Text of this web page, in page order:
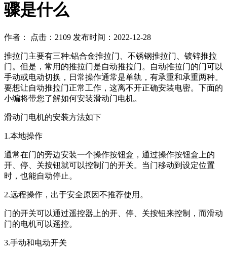
骤是什么
作者： 点击：2109 发布时间：2022-12-28
推拉门主要有三种:铝合金推拉门、不锈钢推拉门、镀锌推拉
门。但是，常用的推拉门是自动推拉门。自动推拉门的门可以
手动或电动切换，日常操作通常是单轨，有承重和承重两种。
要想让自动推拉门正常工作，这离不开正确安装电密。下面的
小编将带您了解如何安装滑动门电机。
滑动门电机的安装方法如下
1.本地操作
通常在门的旁边安装一个操作按钮盒，通过操作按钮盒上的
开、停、关按钮就可以控制门的开关。当门移动到设定位置
时，也能自动停止。
2.远程操作，出于安全原因不推荐使用。
门的开关可以通过遥控器上的开、停、关按钮来控制，而滑动
门的电机可以遥控。
3.手动和电动开关